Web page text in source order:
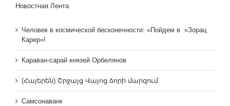
Новостная Лента
Человек в космической бесконечности: «Пойдем в «Зорац
Карер»!
Караван-сарай князей Орбелянов
(Հայերեն) Շրջայց Վայոց ձորի մարզում
Самсонаванк